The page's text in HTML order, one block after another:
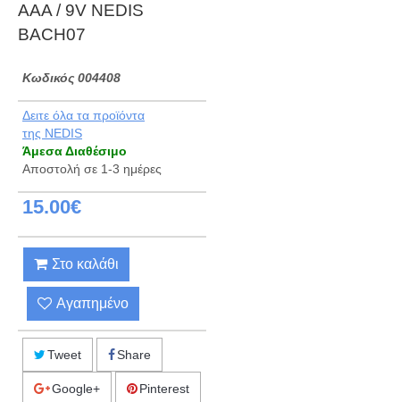
AAA / 9V NEDIS
BACH07
Kωδικός 004408
Δειτε όλα τα προϊόντα
της NEDIS
Άμεσα Διαθέσιμο
Αποστολή σε 1-3 ημέρες
15.00€
Στο καλάθι
Αγαπημένο
Tweet Share
Google+ Pinterest